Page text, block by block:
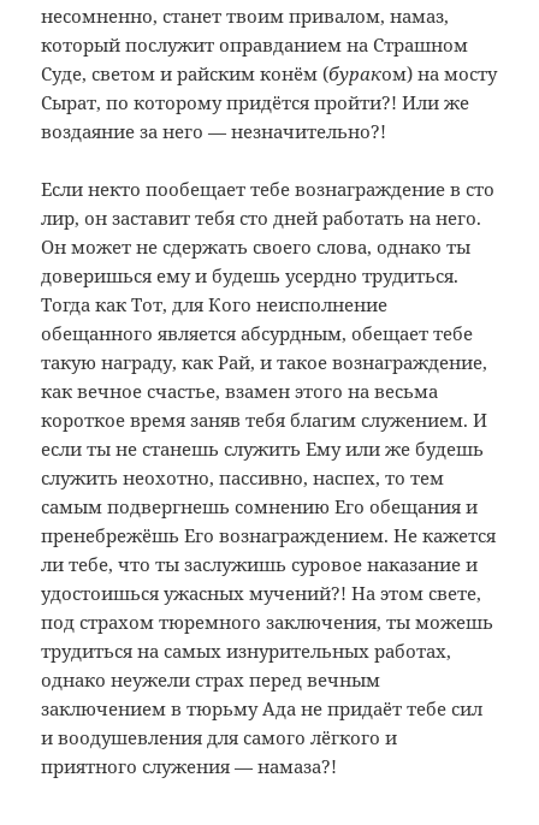
несомненно, станет твоим привалом, намаз,
который послужит оправданием на Страшном
Суде, светом и райским конём (бураком) на мосту
Сырат, по которому придётся пройти?! Или же
воздаяние за него — незначительно?!
Если некто пообещает тебе вознаграждение в сто
лир, он заставит тебя сто дней работать на него.
Он может не сдержать своего слова, однако ты
доверишься ему и будешь усердно трудиться.
Тогда как Тот, для Кого неисполнение
обещанного является абсурдным, обещает тебе
такую награду, как Рай, и такое вознаграждение,
как вечное счастье, взамен этого на весьма
короткое время заняв тебя благим служением. И
если ты не станешь служить Ему или же будешь
служить неохотно, пассивно, наспех, то тем
самым подвергнешь сомнению Его обещания и
пренебрежёшь Его вознаграждением. Не кажется
ли тебе, что ты заслужишь суровое наказание и
удостоишься ужасных мучений?! На этом свете,
под страхом тюремного заключения, ты можешь
трудиться на самых изнурительных работах,
однако неужели страх перед вечным
заключением в тюрьму Ада не придаёт тебе сил
и воодушевления для самого лёгкого и
приятного служения — намаза?!